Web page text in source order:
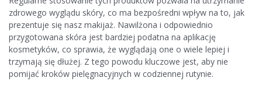
zdrowego wyglądu skóry, co ma bezpośredni wpływ na to, jak
prezentuje się nasz makijaż. Nawilżona i odpowiednio
przygotowana skóra jest bardziej podatna na aplikację
kosmetyków, co sprawia, że wyglądają one o wiele lepiej i
trzymają się dłużej. Z tego powodu kluczowe jest, aby nie
pomijać kroków pielęgnacyjnych w codziennej rutynie.